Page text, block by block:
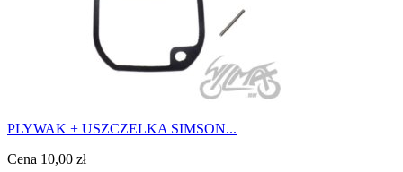
PLYWAK + USZCZELKA SIMSON...
Cena 10,00 zł